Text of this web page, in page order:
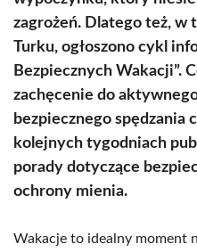
zagrożeń. Dlatego też, w
Turku, ogłoszono cykl
Bezpiecznych Wakacji”.
zachęcenie do
bezpiecznego spędzania
kolejnych tygodniach
porady dotyczące
ochrony mienia.
Wakacje to idealny moment